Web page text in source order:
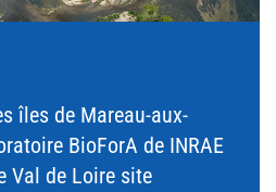
îles de Mareau-aux-
BioForA de INRAE
Val de Loire site